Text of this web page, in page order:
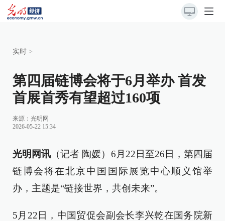
实时 >
第四届链博会将于6月举办 首发
首展首秀有望超过160项
来源： 光明网
2026-05-22 15:34
光明网讯 （记者 陶媛）6月22日至26日，第四届
链博会将在北京中国国际展览中心顺义馆举
办，主题是“链接世界，共创未来”。
5月22日，中国贸促会副会长李兴乾在国务院新